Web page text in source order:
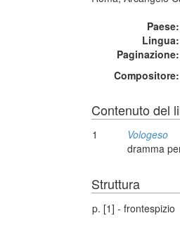
Paese:
Lingua:
Paginazione:
Compositore:
Contenuto del
1
Vologeso
dramma
Struttura
p. [1] - frontespizio